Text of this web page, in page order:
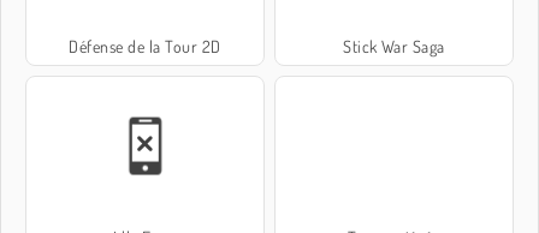
Défense de la Tour 2D Stick War Saga